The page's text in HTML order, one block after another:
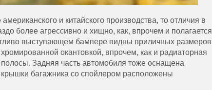
американского и китайского производства, то отличия в
более агрессивно и хищно, как, впрочем и полагается
выступающем бампере видны приличных размеров
окантовкой, впрочем, как и радиаторная
Задняя часть автомобиля тоже оснащена
багажника со спойлером расположены